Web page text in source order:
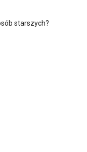
starszych?